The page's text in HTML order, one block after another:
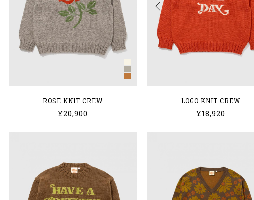
ROSE KNIT CREW
¥20,900
LOGO KNIT CREW
¥18,920